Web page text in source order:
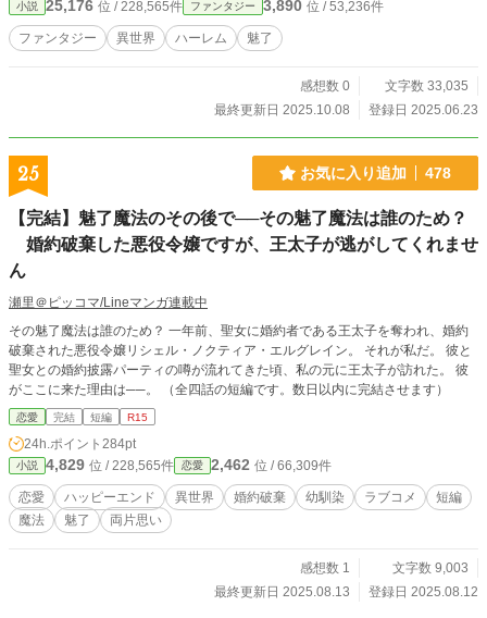
小説 25,176 位 / 228,565件 ファンタジー 3,890 位 / 53,236件
ファンタジー 異世界 ハーレム 魅了
感想数 0
文字数 33,035
最終更新日 2025.10.08
登録日 2025.06.23
25 お気に入り追加 478
【完結】魅了魔法のその後で──その魅了魔法は誰のため？
婚約破棄した悪役令嬢ですが、王太子が逃がしてくれませ
ん
瀬里＠ピッコマ/Lineマンガ連載中
その魅了魔法は誰のため？ 一年前、聖女に婚約者である王太子を奪われ、婚約
破棄された悪役令嬢リシェル・ノクティア・エルグレイン。 それが私だ。 彼と
聖女との婚約披露パーティの噂が流れてきた頃、私の元に王太子が訪れた。 彼
がここに来た理由は──。 （全四話の短編です。数日以内に完結させます）
恋愛 完結 短編 R15
24h.ポイント 284pt
小説 4,829 位 / 228,565件 恋愛 2,462 位 / 66,309件
恋愛 ハッピーエンド 異世界 婚約破棄 幼馴染 ラブコメ
短編
魔法
魅了 両片思い
感想数 1
文字数 9,003
最終更新日 2025.08.13
登録日 2025.08.12